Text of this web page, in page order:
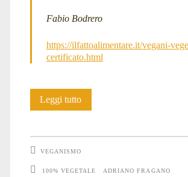
Fabio Bodrero
https://ilfattoalimentare.it/vegani-
certificato.html
Leggi tuttoChe
VEGANISMO
100% VEGETALE
ADRIANO FRAGANO